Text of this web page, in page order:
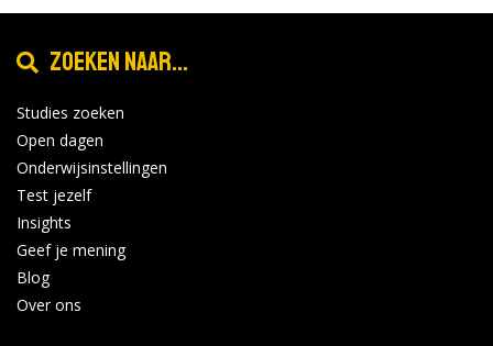
Zoeken naar...
Studies zoeken
Open dagen
Onderwijsinstellingen
Test jezelf
Insights
Geef je mening
Blog
Over ons